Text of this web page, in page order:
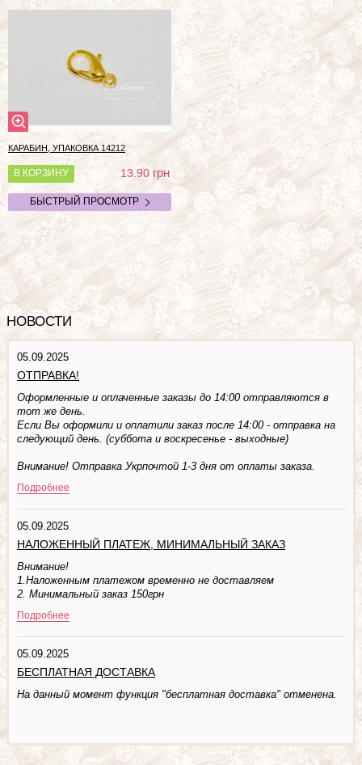
КАРАБИН, УПАКОВКА 14212
В КОРЗИНУ 13.90грн
БЫСТРЫЙ ПРОСМОТР
НОВОСТИ
05.09.2025
ОТПРАВКА!
Оформленные и оплаченные заказы до 14:00 отправляются в
тот же день.
Если Вы оформили и оплатили заказ после 14:00 - отправка на
следующий день. (суббота и воскресенье - выходные)
Внимание! Отправка Укрпочтой 1-3 дня от оплаты заказа.
Подробнее
05.09.2025
НАЛОЖЕННЫЙ ПЛАТЕЖ, МИНИМАЛЬНЫЙ ЗАКАЗ
Внимание!
1.Наложенным платежом временно не доставляем
2. Минимальный заказ 150грн
Подробнее
05.09.2025
БЕСПЛАТНАЯ ДОСТАВКА
На данный момент функция "бесплатная доставка" отменена.